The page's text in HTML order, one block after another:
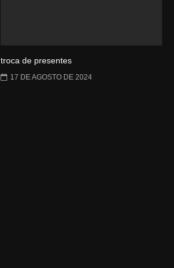
troca de presentes
17 DE AGOSTO DE 2024